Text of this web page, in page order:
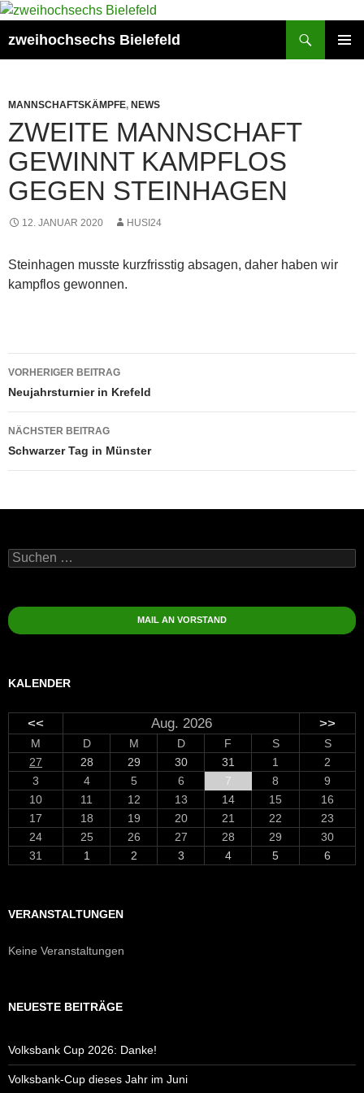
Zum
springen
zweihochsechs Bielefeld
MANNSCHAFTSKÄMPFE, NEWS
ZWEITE MANNSCHAFT
GEWINNT KAMPFLOS
GEGEN STEINHAGEN
12. JANUAR 2020 HUSI24
Steinhagen musste kurzfrisstig absagen, daher haben wir
kampflos gewonnen.
Beitragsnavigation
VORHERIGER BEITRAG
Neujahrsturnier in Krefeld
NÄCHSTER BEITRAG
Schwarzer Tag in Münster
Suchen
nach:
MAIL AN VORSTAND
KALENDER
<< Aug. 2026 >>
M D M D F S
S
27
28 29 30 31 1
2
3
4 5 6 7 8
9
10
11 12 13 14 15
16
17
18 19 20 21 22
23
24
25 26 27 28 29
30
31
1 2 3 4 5 6
VERANSTALTUNGEN
Keine Veranstaltungen
NEUESTE BEITRÄGE
Volksbank Cup 2026: Danke!
Volksbank-Cup dieses Jahr im Juni